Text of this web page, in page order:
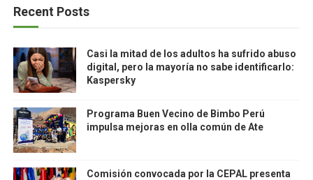
Recent Posts
Casi la mitad de los adultos ha sufrido abuso
digital, pero la mayoría no sabe identificarlo:
Kaspersky
Programa Buen Vecino de Bimbo Perú
impulsa mejoras en olla común de Ate
Comisión convocada por la CEPAL presenta